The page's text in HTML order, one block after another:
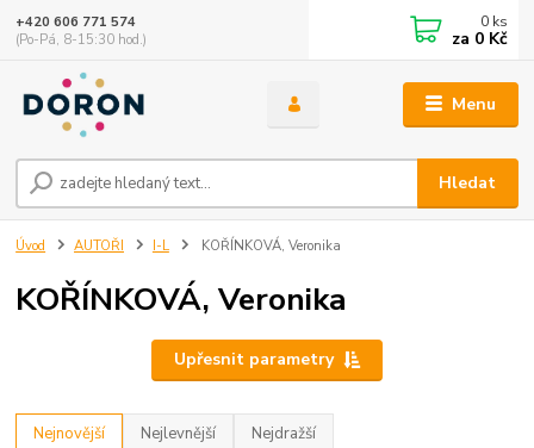
Menu
Hledat
+420 606 771 574
(Po-Pá, 8-15:30 hod.)
0 ks
za 0 Kč
Úvod AUTOŘI I-L KOŘÍNKOVÁ, Veronika
KOŘÍNKOVÁ, Veronika
Upřesnit parametry
Nejnovější Nejlevnější Nejdražší